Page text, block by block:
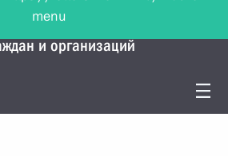
по работе с
и организаций
menu